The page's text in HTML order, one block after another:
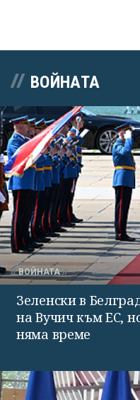
ВОЙНАТА
ВОЙНАТА
Зеленски в
на Вучич към ЕС,
няма време